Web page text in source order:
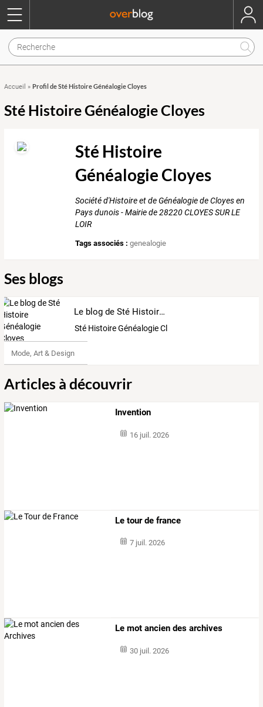
Accueil » Profil de Sté Histoire Généalogie Cloyes
Sté Histoire Généalogie Cloyes
Sté Histoire
Généalogie Cloyes
Société d'Histoire et de Généalogie de Cloyes en
Pays dunois - Mairie de 28220 CLOYES SUR LE
LOIR
Tags associés : genealogie
Ses blogs
Le blog de Sté Histoire Généalogie Cloyes
Sté Histoire Généalogie Cloyes
Mode, Art & Design
Articles à découvrir
Invention
16 juil. 2026
Le tour de france
7 juil. 2026
Le mot ancien des archives
30 juil. 2026